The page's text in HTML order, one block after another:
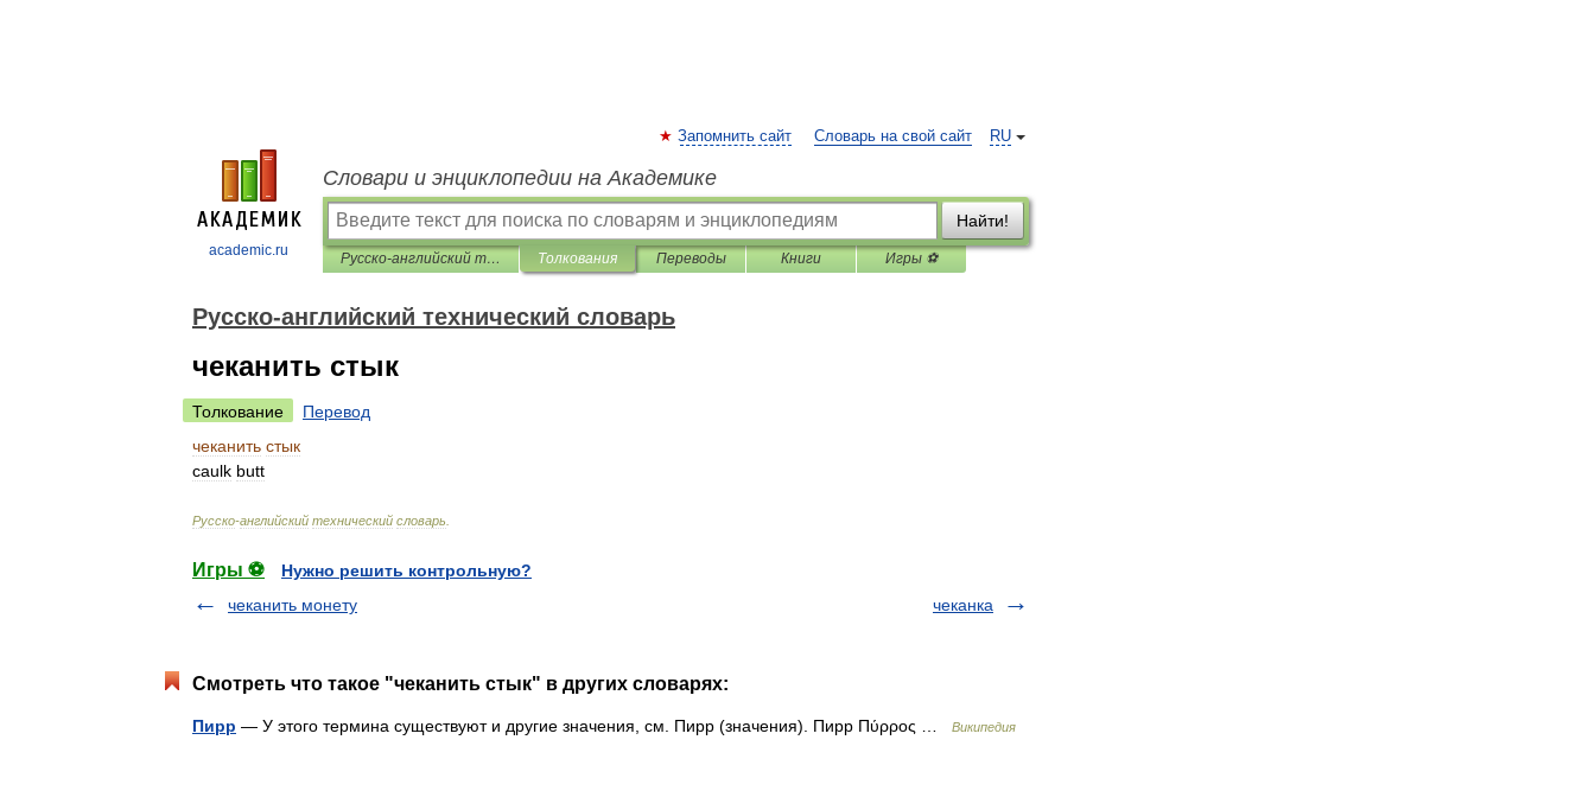
academic.ru
RU
Запомнить сайт Словарь на свой сайт
Словари и энциклопедии на Академике
Найти!
Русско-английский технический словарь Толкования Переводы Книги Игры ⚽
Русско-английский технический словарь
чеканить стык
Толкование
Перевод
чеканить стык
caulk butt
Русско-английский технический словарь
Игры ⚽
Нужно решить контрольную?
чеканить монету
чеканка
Смотреть что такое "чеканить стык" в других словарях:
Пирр — У этого термина существуют и другие значения, см. Пирр (значения). Пирр Πύρρος … Википедия